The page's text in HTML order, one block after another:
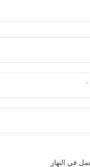
في النهار